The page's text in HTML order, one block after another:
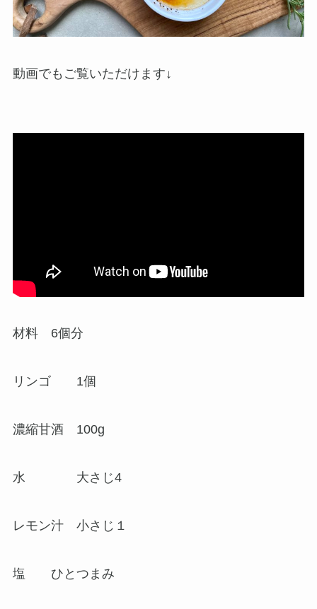
動画でもご覧いただけます↓
材料 6個分
リンゴ 1個
濃縮甘酒 100g
水 大さじ4
レモン汁 小さじ１
塩 ひとつまみ